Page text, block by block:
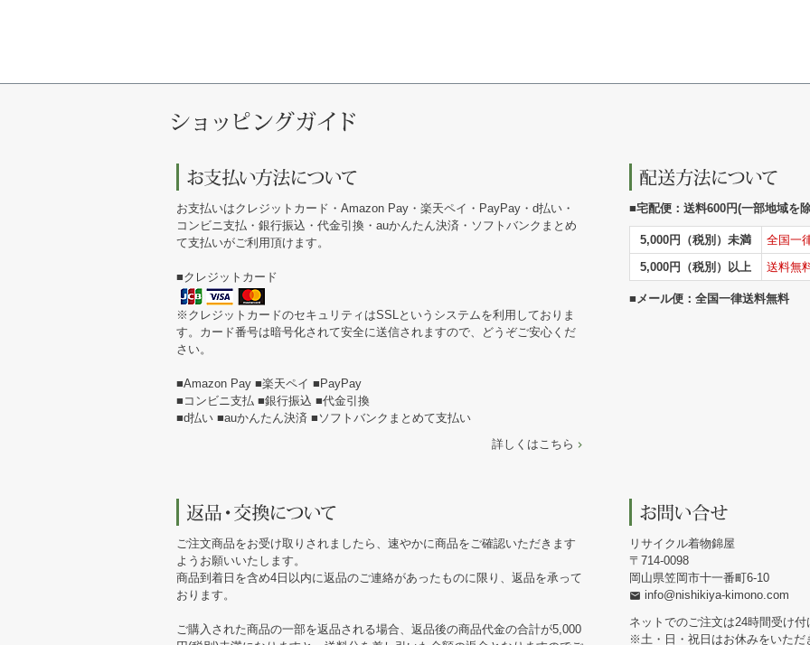
お支払いはクレジットカード・Amazon Pay・楽天ペイ・PayPay・d払い・
コンビニ支払・銀行振込・代金引換・auかんたん決済・ソフトバンクまとめ
て支払いがご利用頂けます。
■クレジットカード
※クレジットカードのセキュリティはSSLというシステムを利用しておりま
す。カード番号は暗号化されて安全に送信されますので、どうぞご安心くだ
さい。
■Amazon Pay ■楽天ペイ ■PayPay
■コンビニ支払 ■銀行振込 ■代金引換
■d払い ■auかんたん決済 ■ソフトバンクまとめて支払い
詳しくはこちら
■宅配便：送料600円(一部地域を
5,000円（税別）未満
全国一
5,000円（税別）以上
送料無
■メール便：全国一律送料無料
ご注文商品をお受け取りされましたら、速やかに商品をご確認いただきます
ようお願いいたします。
商品到着日を含め4日以内に返品のご連絡があったものに限り、返品を承って
おります。
ご購入された商品の一部を返品される場合、返品後の商品代金の合計が5,000
リサイクル着物錦屋
714-0098
岡山県笠岡市十一番町6-10
info@nishikiya-kimono.com
ネットでのご注文は24時間受け
※土・日・祝日はお休みをいただ